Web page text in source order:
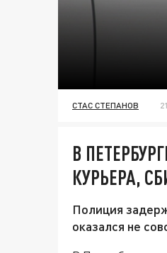
СТАС СТЕПАНОВ
В
КУРЬЕРА,
Полиция
оказался не